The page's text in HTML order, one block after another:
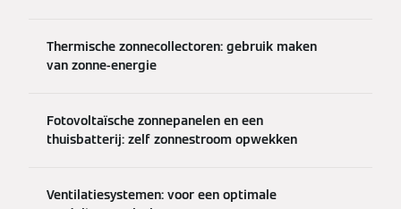
Thermische zonnecollectoren: gebruik maken
van zonne-energie
Fotovoltaïsche zonnepanelen en een
thuisbatterij: zelf zonnestroom opwekken
Ventilatiesystemen: voor een optimale